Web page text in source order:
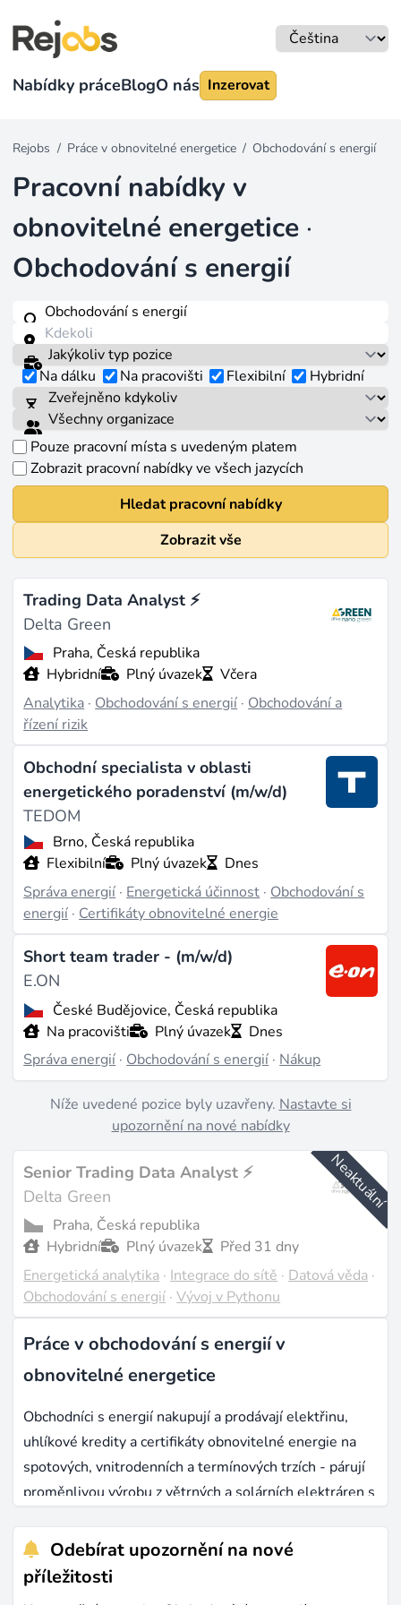
Nabídky práceBlogO nás Inzerovat
Rejobs / Práce v obnovitelné energetice / Obchodování s energií
Pracovní nabídky v
obnovitelné energetice ·
Obchodování s energií
Na dálku Na pracovišti Flexibilní Hybridní
Pouze pracovní místa s uvedeným platem
Zobrazit pracovní nabídky ve všech jazycích
Hledat pracovní nabídky
Zobrazit vše
Trading Data Analyst ⚡
Delta Green
Praha, Česká republika
Hybridní
Plný úvazek
Včera
Analytika · Obchodování s energií · Obchodování a
řízení rizik
Obchodní specialista v oblasti
energetického poradenství (m/w/d)
TEDOM
Brno, Česká republika
Flexibilní
Plný úvazek
Dnes
Správa energií · Energetická účinnost · Obchodování s
energií · Certifikáty obnovitelné energie
Short team trader - (m/w/d)
E.ON
České Budějovice, Česká republika
Na pracovišti
Plný úvazek
Dnes
Správa energií · Obchodování s energií · Nákup
Níže uvedené pozice byly uzavřeny. Nastavte si
upozornění na nové nabídky
Neaktuální
Senior Trading Data Analyst ⚡
Delta Green
Praha, Česká republika
Hybridní
Plný úvazek
Před 31 dny
Energetická analytika · Integrace do sítě · Datová věda ·
Obchodování s energií ·Vývoj v Pythonu
Práce v obchodování s energií v
obnovitelné energetice
Obchodníci s energií nakupují a prodávají elektřinu,
uhlíkové kredity a certifikáty obnovitelné energie na
spotových, vnitrodenních a termínových trzích - párují
proměnlivou výrobu z větrných a solárních elektráren s
burzách dnes algoritmické systémy zpracovávají zhruba
70 % obchodních objemů, oproti 44 % v roce 2020.
Celosvětový trh s platformami pro obchodování s
Odebírat upozornění na nové
příležitosti